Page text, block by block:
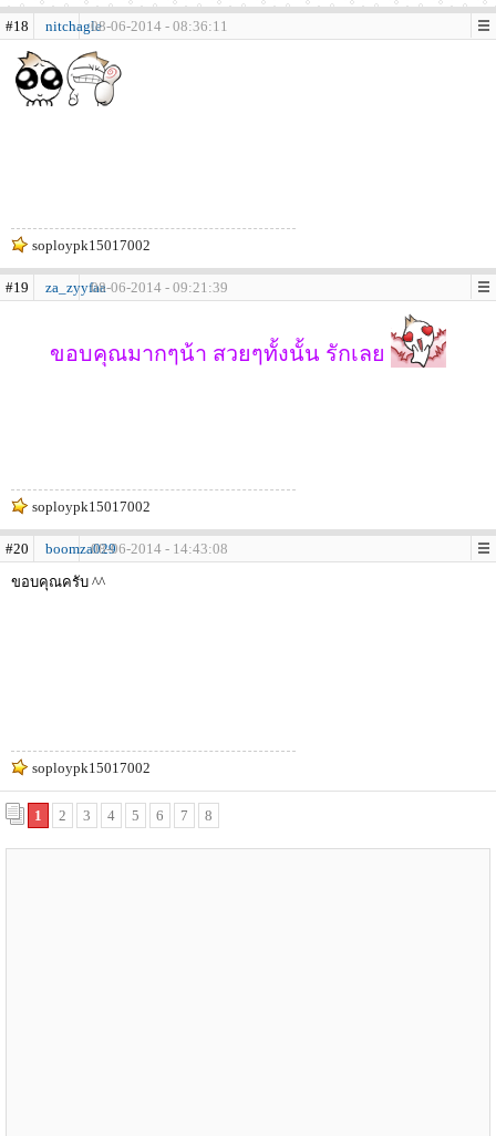
#18 nitchagle08-06-2014 - 08:36:11
soploypk15017002
#19 za_zyyfaa08-06-2014 - 09:21:39
ขอบคุณมากๆน้า สวยๆทั้งนั้น รักเลย
soploypk15017002
#20 boomza02908-06-2014 - 14:43:08
ขอบคุณครับ ^^
soploypk15017002
1 2 3 4 5 6 7 8